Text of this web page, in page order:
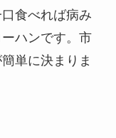
食べれば病み
ハンです。市
単に決まりま